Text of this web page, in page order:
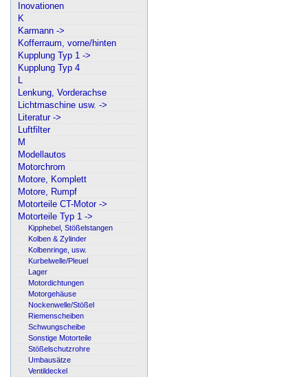
Inovationen
K
Karmann ->
Kofferraum, vorne/hinten
Kupplung Typ 1 ->
Kupplung Typ 4
L
Lenkung, Vorderachse
Lichtmaschine usw. ->
Literatur ->
Luftfilter
M
Modellautos
Motorchrom
Motore, Komplett
Motore, Rumpf
Motorteile CT-Motor ->
Motorteile Typ 1 ->
Kipphebel, Stößelstangen
Kolben & Zylinder
Kolbenringe, usw.
Kurbelwelle/Pleuel
Lager
Motordichtungen
Motorgehäuse
Nockenwelle/Stößel
Riemenscheiben
Schwungscheibe
Sonstige Motorteile
Stößelschutzrohre
Umbausätze
Ventildeckel